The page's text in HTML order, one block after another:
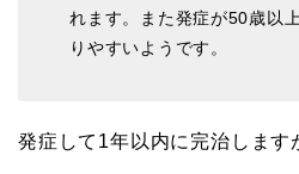
れます。また発症が50歳以
りやすいようです。
発症して1年以内に完治します